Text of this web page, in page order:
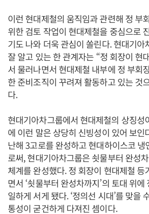
이런 현대제철의 움직임과 관련해 정 부
위한 검토 작업이 현대제철을 중심으로
기도 나와 더욱 관심이 쏠린다. 현대기아
잘 알고 있는 한 관계자는 “정 회장이 현
서 물러나면서 현대제철 내부에 정 부회
한 준비조직이 꾸려져 활동하고 있는 것
다.
현대기아차그룹에서 현대제철의 상징성
에 이런 말은 상당히 신빙성이 있어 보인
난해 3고로를 완성하고 현대하이스코
로써, 현대기아차그룹은 쇳물부터 완성
체계를 완성했다. 정 회장이 현대제철 등
면서 ‘쇳물부터 완성차까지’의 토대 위
일하게 서게 됐다. ‘정의선 시대’를 맞을
통성이 굳건하게 다져진 셈이다.